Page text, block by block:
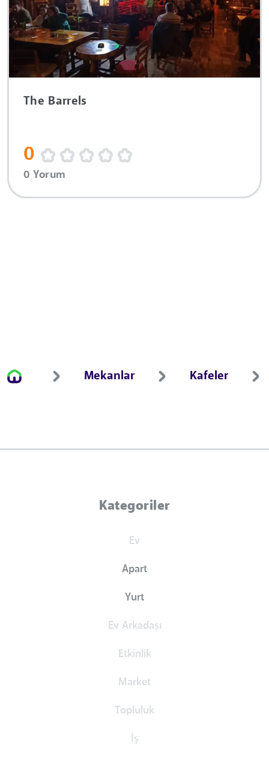
The Barrels
0
0 Yorum
Mekanlar Kafeler
Kategoriler
Ev
Apart
Yurt
Ev Arkadaşı
Etkinlik
Market
Topluluk
İş